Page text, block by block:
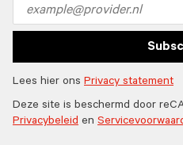
address
Lees hier ons Privacy statement
Deze site is beschermd door
Privacybeleid en